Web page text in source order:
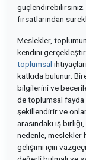
fırsatlarından
Meslekler,
kendini
toplumsal
katkıda bulunur.
bilgilerini ve
de toplumsal fayda
şekillendirir ve
arasındaki iş birliği,
nedenle, meslekler
gelişimi için